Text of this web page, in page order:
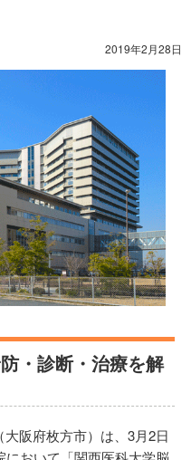
2019年2月28日
・診断・治療を解
阪府枚方市）は、3月2日